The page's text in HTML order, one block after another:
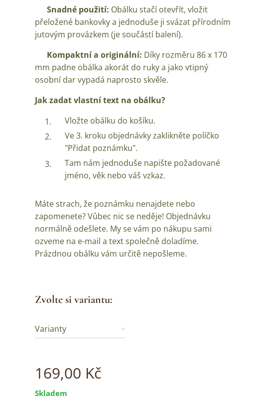
✅Snadné použití: Obálku stačí otevřít, vložit
přeložené bankovky a jednoduše ji svázat přírodním
jutovým provázkem (je součástí balení).
Kompaktní a originální: Díky rozměru 86 x 170
mm padne obálka akorát do ruky a jako vtipný
osobní dar vypadá naprosto skvěle.
Jak zadat vlastní text na obálku?
Vložte obálku do košíku.
Ve 3. kroku objednávky zaklikněte políčko
"Přidat poznámku".
Tam nám jednoduše napište požadované
jméno, věk nebo váš vzkaz.
Máte strach, že poznámku nenajdete nebo
zapomenete? Vůbec nic se neděje! Objednávku
normálně odešlete. My se vám po nákupu sami
ozveme na e-mail a text společně doladíme.
Prázdnou obálku vám určitě nepošleme.
Zvolte si variantu:
Varianty
169,00 Kč
Skladem